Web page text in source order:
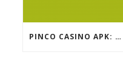
PINCO CASINO APK: OYUN SEÇIMLƏRININ İCMALI